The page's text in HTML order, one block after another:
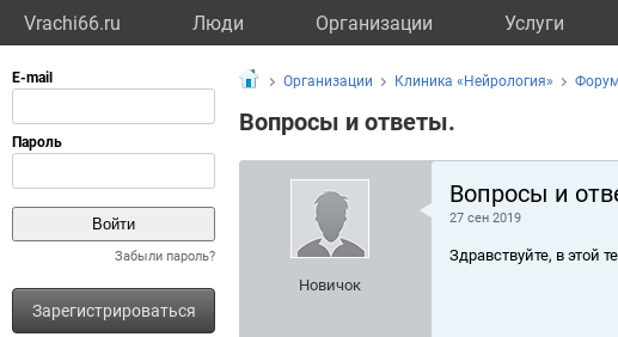
Vrachi66.ru Люди Организации Услуги
Забыли пароль?
Зарегистрироваться
Организации Клиника «Нейрология» Форум
Вопросы и ответы.
Новичок
Вопросы и
27 сен 2019
Здравствуйте, в этой